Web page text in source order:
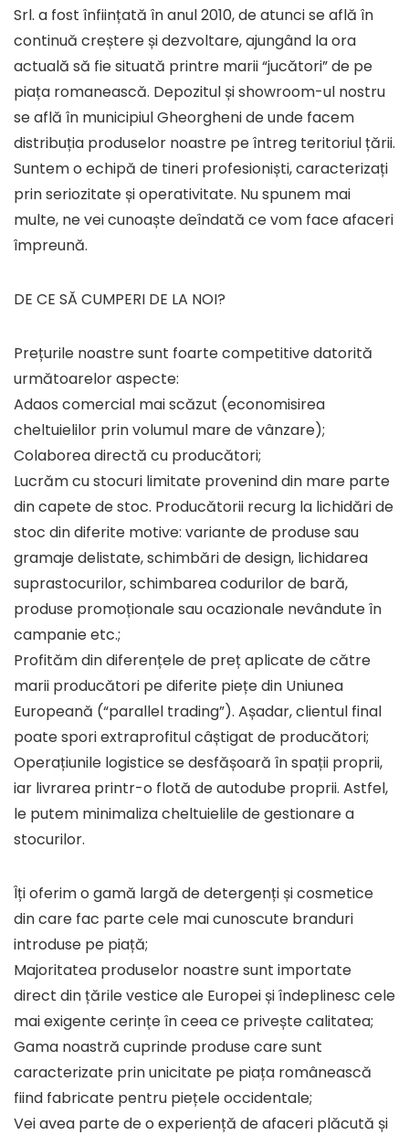
Srl. a fost înființată în anul 2010, de atunci se află în
continuă creștere și dezvoltare, ajungând la ora
actuală să fie situată printre marii “jucători” de pe
piața romanească. Depozitul și showroom-ul nostru
se află în municipiul Gheorgheni de unde facem
distribuția produselor noastre pe întreg teritoriul țării.
Suntem o echipă de tineri profesioniști, caracterizați
prin seriozitate și operativitate. Nu spunem mai
multe, ne vei cunoaște deîndată ce vom face afaceri
împreună.
DE CE SĂ CUMPERI DE LA NOI?
Prețurile noastre sunt foarte competitive datorită
următoarelor aspecte:
Adaos comercial mai scăzut (economisirea
cheltuielilor prin volumul mare de vânzare);
Colaborea directă cu producători;
Lucrăm cu stocuri limitate provenind din mare parte
din capete de stoc. Producătorii recurg la lichidări de
stoc din diferite motive: variante de produse sau
gramaje delistate, schimbări de design, lichidarea
suprastocurilor, schimbarea codurilor de bară,
produse promoționale sau ocazionale nevândute în
campanie etc.;
Profităm din diferențele de preț aplicate de către
marii producători pe diferite piețe din Uniunea
Europeană (“parallel trading”). Așadar, clientul final
poate spori extraprofitul câștigat de producători;
Operațiunile logistice se desfășoară în spații proprii,
iar livrarea printr-o flotă de autodube proprii. Astfel,
le putem minimaliza cheltuielile de gestionare a
stocurilor.
Îți oferim o gamă largă de detergenți și cosmetice
din care fac parte cele mai cunoscute branduri
introduse pe piață;
Majoritatea produselor noastre sunt importate
direct din țările vestice ale Europei și îndeplinesc cele
mai exigente cerințe în ceea ce privește calitatea;
Gama noastră cuprinde produse care sunt
caracterizate prin unicitate pe piața românească
fiind fabricate pentru piețele occidentale;
Vei avea parte de o experiență de afaceri plăcută și